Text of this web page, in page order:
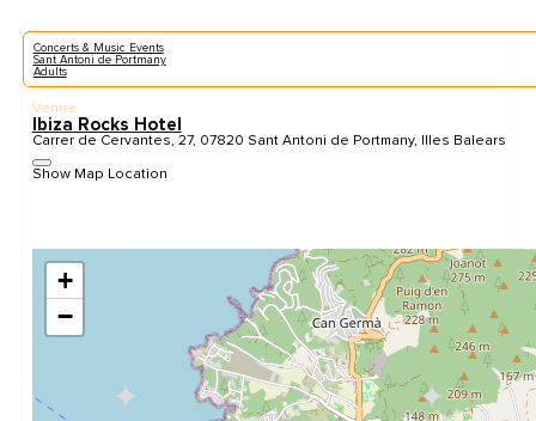
Concerts & Music Events
Sant Antoni de Portmany
Adults
Venue
Ibiza Rocks Hotel
Carrer de Cervantes, 27, 07820 Sant Antoni de Portmany, Illes Balears
Show Map Location
+
−